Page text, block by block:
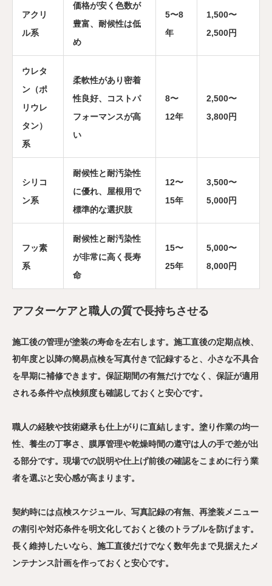
アクリ
ル系
価格が安く色数が
豊富、耐候性は低
め
5〜8
年
1,500〜
2,500円
ウレタ
ン（ポ
リウレ
タン）
系
柔軟性があり密着
性良好、コストパ
フォーマンスが高
い
8〜
12年
2,500〜
3,800円
シリコ
ン系
耐候性と耐汚染性
に優れ、屋根用で
標準的な選択肢
12〜
15年
3,500〜
5,000円
フッ素
系
耐候性と耐汚染性
が非常に高く長寿
命
15〜
25年
5,000〜
8,000円
アフターケアと職人の質で長持ちさせる
施工後の管理が塗装の寿命を左右します。施工直後の定期点検、
初年度と以降の簡易点検を写真付きで記録すると、小さな不具合
を早期に補修できます。保証期間の有無だけでなく、保証が適用
される条件や点検頻度も確認しておくと安心です。
職人の経験や技術継承も仕上がりに直結します。塗り作業の均一
性、養生の丁寧さ、膜厚管理や乾燥時間の遵守は人の手で差が出
る部分です。現場での説明や仕上げ前後の確認をこまめに行う業
者を選ぶと安心感が高まります。
契約時には点検スケジュール、写真記録の有無、再塗装メニュー
の割引や対応条件を明文化しておくと後のトラブルを防げます。
長く維持したいなら、施工直後だけでなく数年先まで見据えたメ
ンテナンス計画を作っておくと安心です。